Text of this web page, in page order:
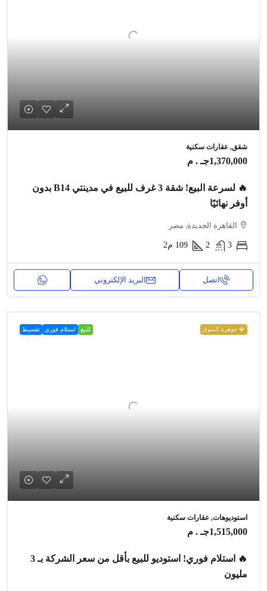
شقق, عقارات سكنية
1,370,000جـ . م
🔥 لسرعة البيع! شقة 3 غرف للبيع في مدينتي B14 بدون
أوفر نهائيًا
القاهرة الجديدة, مصر
3
2
109 م2
اتصل البريد الإلكتروني
💎 جوهرة السوق للبيع استلام فوري تقسيط
استوديوهات, عقارات سكنية
1,515,000جـ . م
🔥 استلام فوري! استوديو للبيع بأقل من سعر الشركة بـ 3
مليون